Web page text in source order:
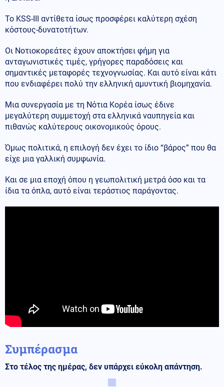
Το KSS-III αντίθετα ίσως προσφέρει καλύτερη σχέση
κόστους-δυνατοτήτων.
Οι Νοτιοκορεάτες έχουν αποκτήσει φήμη για
ανταγωνιστικές τιμές, γρήγορες παραδόσεις και
σημαντικές μεταφορές τεχνογνωσίας. Και αυτό είναι κάτι
που ενδιαφέρει πολύ την ελληνική αμυντική βιομηχανία.
Μια συνεργασία με τη Νότια Κορέα ίσως έδινε
μεγαλύτερη συμμετοχή στα ελληνικά ναυπηγεία και
πιθανώς καλύτερους οικονομικούς όρους.
Όμως πολιτικά, η επιλογή δεν έχει το ίδιο “βάρος” που θα
είχε μια γαλλική συμφωνία.
Και σε μια εποχή όπου η γεωπολιτική μετρά όσο και τα
ίδια τα όπλα, αυτό είναι τεράστιος παράγοντας.
Συμπέρασμα
Στο τέλος της ημέρας, δεν υπάρχει εύκολη απάντηση.